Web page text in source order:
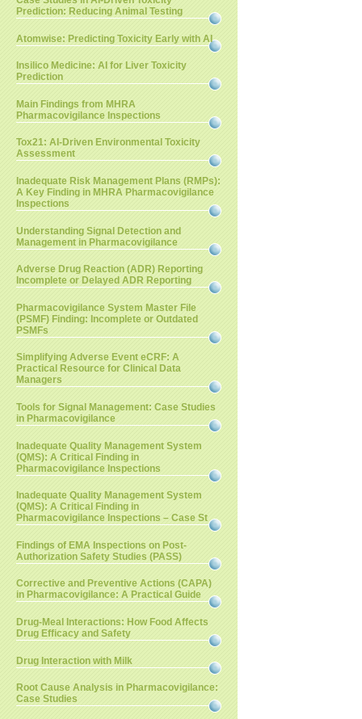
Prediction: Reducing Animal Testing
Atomwise: Predicting Toxicity Early with AI
Insilico Medicine: AI for Liver Toxicity
Prediction
Main Findings from MHRA
Pharmacovigilance Inspections
Tox21: AI-Driven Environmental Toxicity
Assessment
Inadequate Risk Management Plans (RMPs):
A Key Finding in MHRA Pharmacovigilance
Inspections
Understanding Signal Detection and
Management in Pharmacovigilance
Adverse Drug Reaction (ADR) Reporting
Incomplete or Delayed ADR Reporting
Pharmacovigilance System Master File
(PSMF) Finding: Incomplete or Outdated
PSMFs
Simplifying Adverse Event eCRF: A
Practical Resource for Clinical Data
Managers
Tools for Signal Management: Case Studies
in Pharmacovigilance
Inadequate Quality Management System
(QMS): A Critical Finding in
Pharmacovigilance Inspections
Inadequate Quality Management System
(QMS): A Critical Finding in
Pharmacovigilance Inspections – Case St
Findings of EMA Inspections on Post-
Authorization Safety Studies (PASS)
Corrective and Preventive Actions (CAPA)
in Pharmacovigilance: A Practical Guide
Drug-Meal Interactions: How Food Affects
Drug Efficacy and Safety
Drug Interaction with Milk
Root Cause Analysis in Pharmacovigilance:
Case Studies